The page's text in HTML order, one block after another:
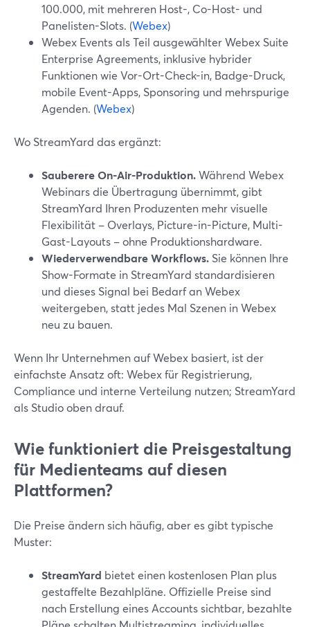
100.000, mit mehreren Host-, Co-Host- und
Panelisten-Slots. (Webex)
Webex Events als Teil ausgewählter Webex Suite
Enterprise Agreements, inklusive hybrider
Funktionen wie Vor-Ort-Check-in, Badge-Druck,
mobile Event-Apps, Sponsoring und mehrspurige
Agenden. (Webex)
Wo StreamYard das ergänzt:
Sauberere On-Air-Produktion.Während Webex
Webinars die Übertragung übernimmt, gibt
StreamYard Ihren Produzenten mehr visuelle
Flexibilität – Overlays, Picture-in-Picture, Multi-
Gast-Layouts – ohne Produktionshardware.
Wiederverwendbare Workflows. Sie können Ihre
Show-Formate in StreamYard standardisieren
und dieses Signal bei Bedarf an Webex
weitergeben, statt jedes Mal Szenen in Webex
neu zu bauen.
Wenn Ihr Unternehmen auf Webex basiert, ist der
einfachste Ansatz oft: Webex für Registrierung,
Compliance und interne Verteilung nutzen; StreamYard
als Studio oben drauf.
Wie funktioniert die Preisgestaltung
für Medienteams auf diesen
Plattformen?
Die Preise ändern sich häufig, aber es gibt typische
Muster:
StreamYard bietet einen kostenlosen Plan plus
gestaffelte Bezahlpläne. Offizielle Preise sind
nach Erstellung eines Accounts sichtbar, bezahlte